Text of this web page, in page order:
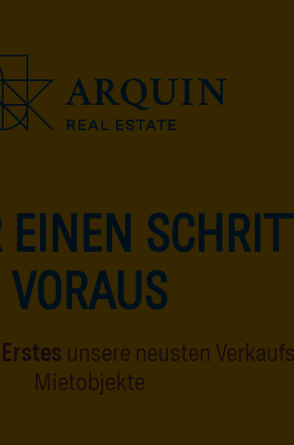
VORAUS
Erstes unsere neusten
Mietobjekte